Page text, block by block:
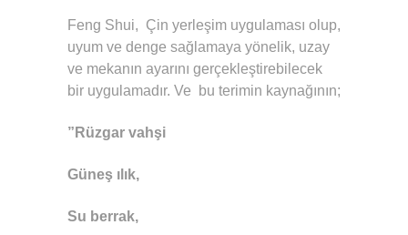
Feng Shui, Çin yerleşim uygulaması olup,
uyum ve denge sağlamaya yönelik, uzay
ve mekanın ayarını gerçekleştirebilecek
bir uygulamadır. Ve bu terimin kaynağının;
”Rüzgar vahşi
Güneş ılık,
Su berrak,